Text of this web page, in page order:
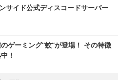
イド公式ディスコードサーバー
のゲーミング“蚊”が登場！ その特徴
！